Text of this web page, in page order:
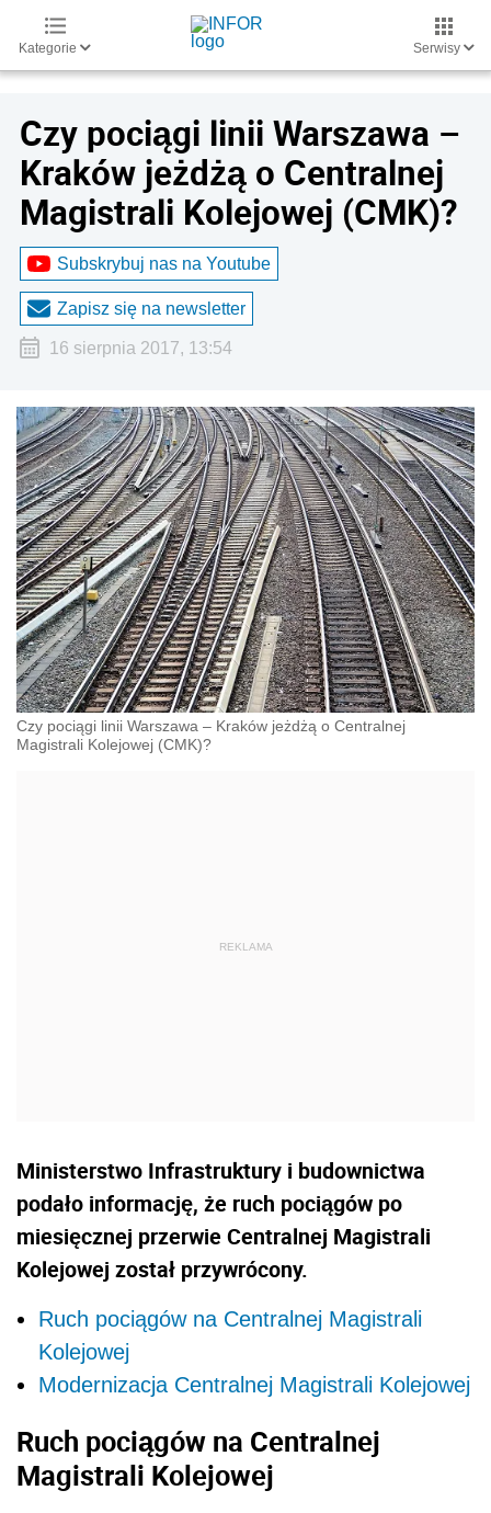
Kategorie Serwisy
Czy pociągi linii Warszawa –
Kraków jeżdżą o Centralnej
Magistrali Kolejowej (CMK)?
Subskrybuj nas na Youtube
Zapisz się na newsletter
16 sierpnia 2017, 13:54
Czy pociągi linii Warszawa – Kraków jeżdżą o Centralnej
Magistrali Kolejowej (CMK)?
Ministerstwo Infrastruktury i budownictwa
podało informację, że ruch pociągów po
miesięcznej przerwie Centralnej Magistrali
Kolejowej został przywrócony.
Ruch pociągów na Centralnej Magistrali
Kolejowej
Modernizacja Centralnej Magistrali Kolejowej
Ruch pociągów na Centralnej
Magistrali Kolejowej